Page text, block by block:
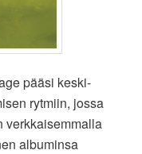
pääsi keski-
rytmiin, jossa
verkkaisemmalla
albuminsa